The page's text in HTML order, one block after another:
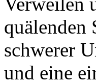
quälenden
schwerer
und eine